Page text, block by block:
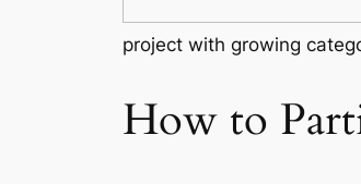
project with growing
How to